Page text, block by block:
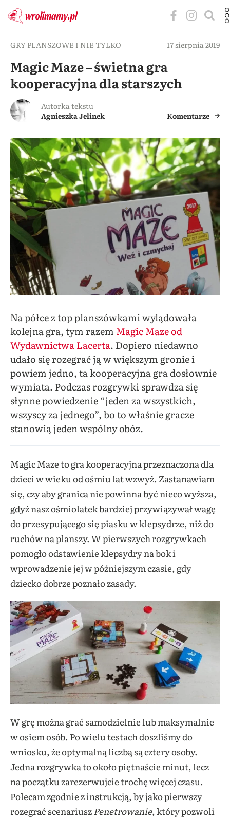
GRY PLANSZOWE I NIE TYLKO 17 sierpnia 2019
Magic Maze – świetna gra
kooperacyjna dla starszych
Autorka tekstu
Agnieszka Jelinek
Komentarze
Na półce z top planszówkami wylądowała
kolejna gra, tym razem Magic Maze od
Wydawnictwa Lacerta. Dopiero niedawno
udało się rozegrać ją w większym gronie i
powiem jedno, ta kooperacyjna gra dosłownie
wymiata. Podczas rozgrywki sprawdza się
słynne powiedzenie “jeden za wszystkich,
wszyscy za jednego”, bo to właśnie gracze
stanowią jeden wspólny obóz.
Magic Maze to gra kooperacyjna przeznaczona dla
dzieci w wieku od ośmiu lat wzwyż. Zastanawiam
się, czy aby granica nie powinna być nieco wyższa,
gdyż nasz ośmiolatek bardziej przywiązywał wagę
do przesypującego się piasku w klepsydrze, niż do
ruchów na planszy. W pierwszych rozgrywkach
pomogło odstawienie klepsydry na bok i
wprowadzenie jej w późniejszym czasie, gdy
dziecko dobrze poznało zasady.
W grę można grać samodzielnie lub maksymalnie
w osiem osób. Po wielu testach doszliśmy do
wniosku, że optymalną liczbą są cztery osoby.
Jedna rozgrywka to około piętnaście minut, lecz
na początku zarezerwujcie trochę więcej czasu.
Polecam zgodnie z instrukcją, by jako pierwszy
rozegrać scenariusz Penetrowanie, który pozwoli